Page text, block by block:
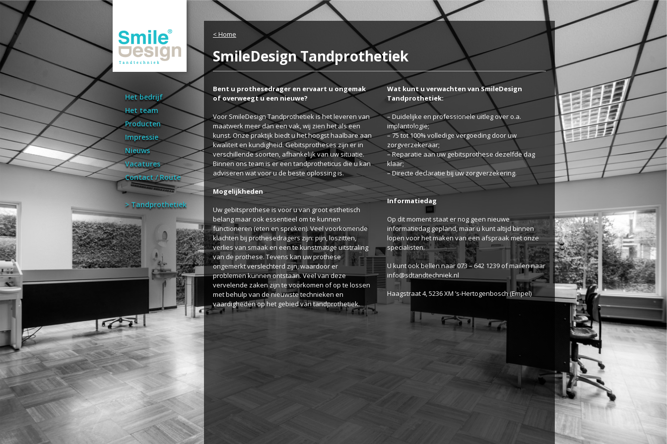
Het bedrijf
Het team
Producten
Impressie
Nieuws
Vacatures
Contact / Route
> Tandprothetiek
< Home
SmileDesign Tandprothetiek
Bent u prothesedrager en ervaart u ongemak
of overweegt u een nieuwe?
Voor SmileDesign Tandprothetiek is het leveren van
maatwerk meer dan een vak, wij zien het als een
kunst. Onze praktijk biedt u het hoogst haalbare aan
kwaliteit en kundigheid. Gebitsprotheses zijn er in
verschillende soorten, afhankelijk van uw situatie.
Binnen ons team is er een tandprotheticus die u kan
adviseren wat voor u de beste oplossing is.
Mogelijkheden
Uw gebitsprothese is voor u van groot esthetisch
belang maar ook essentieel om te kunnen
functioneren (eten en spreken). Veel voorkomende
klachten bij prothesedragers zijn: pijn, loszitten,
verlies van smaak en een te kunstmatige uitstraling
van de prothese. Tevens kan uw prothese
ongemerkt verslechterd zijn, waardoor er
problemen kunnen ontstaan. Veel van deze
vervelende zaken zijn te voorkomen of op te lossen
met behulp van de nieuwste technieken en
vaardigheden op het gebied van tandprothetiek.
Wat kunt u verwachten van SmileDesign
Tandprothetiek:
– Duidelijke en professionele uitleg over o.a.
implantologie;
– 75 tot 100% volledige vergoeding door uw
zorgverzekeraar;
– Reparatie aan uw gebitsprothese dezelfde dag
klaar;
– Directe declaratie bij uw zorgverzekering.
Informatiedag
Op dit moment staat er nog geen nieuwe
informatiedag gepland, maar u kunt altijd binnen
lopen voor het maken van een afspraak met onze
specialisten.
U kunt ook bellen naar 073 – 642 1239 of mailen naar
info@sdtandtechniek.nl
Haagstraat 4, 5236 XM ’s-Hertogenbosch (Empel)